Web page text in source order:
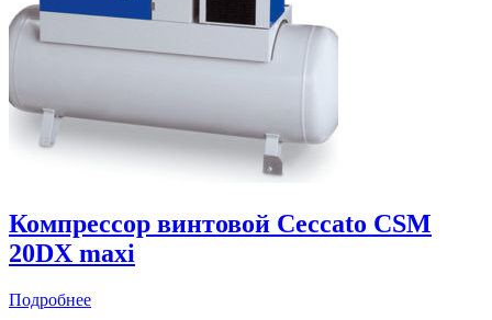
Компрессор винтовой Ceccato CSM
20DX maxi
Подробнее